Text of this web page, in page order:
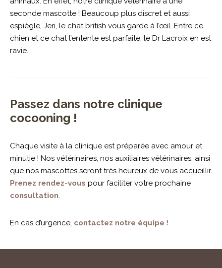
seconde mascotte ! Beaucoup plus discret et aussi
espiègle, Jeri, le chat british vous garde à l’œil. Entre ce
chien et ce chat l’entente est parfaite, le Dr Lacroix en est
ravie.
Passez dans notre clinique
cocooning !
Chaque visite à la clinique est préparée avec amour et
minutie ! Nos vétérinaires, nos auxiliaires vétérinaires, ainsi
que nos mascottes seront très heureux de vous accueillir.
Prenez rendez-vous pour faciliter votre prochaine
consultation.
En cas d’urgence, contactez notre équipe !